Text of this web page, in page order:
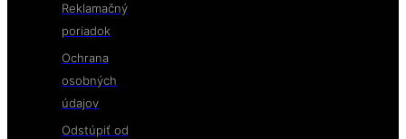
Reklamačný
poriadok
Ochrana
osobných
údajov
Odstúpiť od